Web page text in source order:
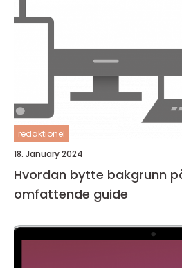
redaktionel
18. January 2024
Hvordan bytte bakgrunn
omfattende guide